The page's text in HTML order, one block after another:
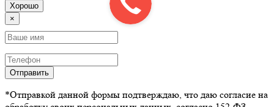
Хорошо
×
Отправить
*Отправкой данной формы подтверждаю, что даю согласие на